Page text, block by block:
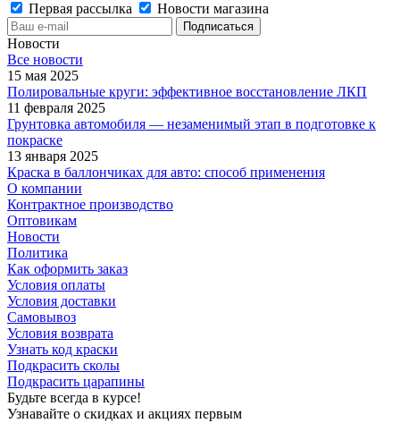
Первая рассылка
Новости магазина
Новости
Все новости
15 мая 2025
Полировальные круги: эффективное восстановление ЛКП
11 февраля 2025
Грунтовка автомобиля — незаменимый этап в подготовке к
покраске
13 января 2025
Краска в баллончиках для авто: способ применения
О компании
Контрактное производство
Оптовикам
Новости
Политика
Как оформить заказ
Условия оплаты
Условия доставки
Самовывоз
Условия возврата
Узнать код краски
Подкрасить сколы
Подкрасить царапины
Будьте всегда в курсе!
Узнавайте о скидках и акциях первым